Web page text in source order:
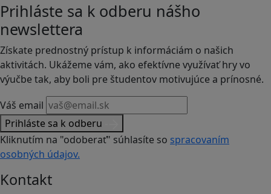
Prihláste sa k odberu nášho
newslettera
Získate prednostný prístup k informáciám o našich
aktivitách. Ukážeme vám, ako efektívne využívať hry vo
výučbe tak, aby boli pre študentov motivujúce a prínosné.
Váš email
Prihláste sa k odberu
Kliknutím na "odoberať" súhlasíte so spracovaním
osobných údajov.
Kontakt